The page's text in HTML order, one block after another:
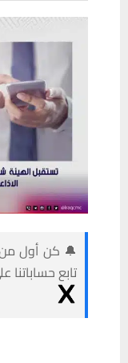
🔔 كن أول من
تابع